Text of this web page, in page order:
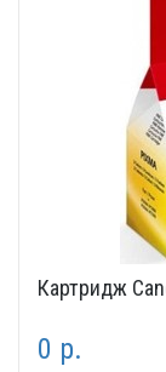
Картридж
0 р.